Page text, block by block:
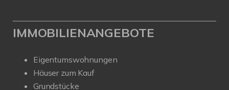
IMMOBILIENANGEBOTE
Eigentumswohnungen
Häuser zum Kauf
Grundstücke